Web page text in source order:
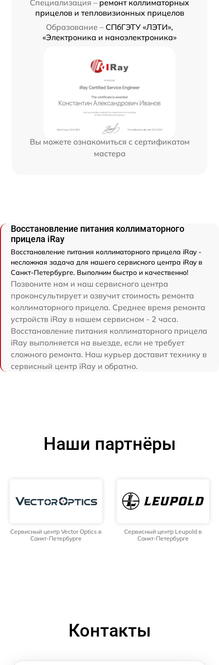
Специализация – ремонт коллиматорных
прицелов и тепловизионных прицелов
Образование – СПбГЭТУ «ЛЭТИ»,
«Электроника и наноэлектроника»
Вы можете ознакомиться с сертификатом
мастера
Восстановление питания коллиматорного
прицела iRay
Восстановление питания коллиматорного прицела iRay -
несложная задача для нашего сервисного центра iRay в
Санкт-Петербурге. Выполним быстро и качественно!
Позвоните нам и наш сервисного центра
проконсультирует и озвучит стоимость ремонта
коллиматорного прицела. Среднее время ремонта
устройств iRay в нашем сервисном - 2 часа.
Восстановление питания коллиматорного прицела
iRay выполняется на выезде, если не требует
сложного ремонта. Наш курьер доставит технику в
сервисный центр iRay и обратно.
Наши партнёры
Сервисный центр Vector Optics в
Санкт-Петербурге
Сервисный центр Leupold в
Санкт-Петербурге
Контакты